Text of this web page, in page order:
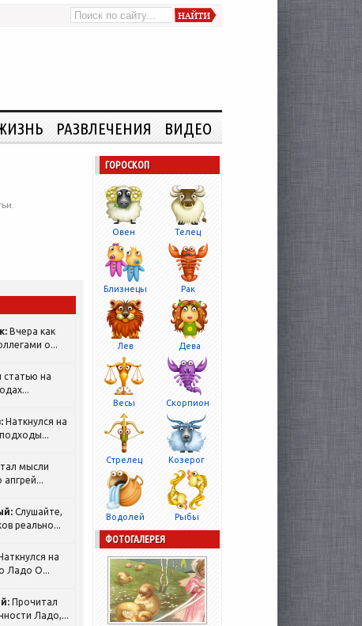
РАЗВЛЕЧЕНИЯ ВИДЕО
Вчера как
о...
статью на
Наткнулся на
мысли
Слушайте,
реально...
на
Ладо О...
Прочитал
Ладо,...
ГОРОСКОП
Овен Телец
Близнецы Рак
Лев Дева
Весы Скорпион
Стрелец Козерог
Водолей Рыбы
ФОТОГАЛЕРЕЯ